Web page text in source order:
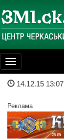
Toggle
navigation
14.12.15 13:07
Реклама